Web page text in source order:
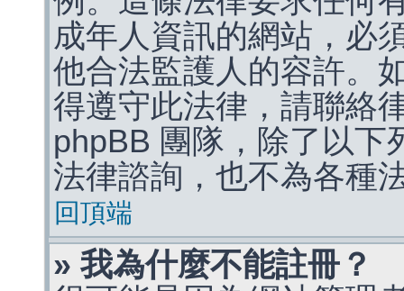
成年人資訊的網站，必
他合法監護人的容許。
得遵守此法律，請聯絡
phpBB 團隊，除了以下
法律諮詢，也不為各種
回頂端
» 我為什麼不能註冊？